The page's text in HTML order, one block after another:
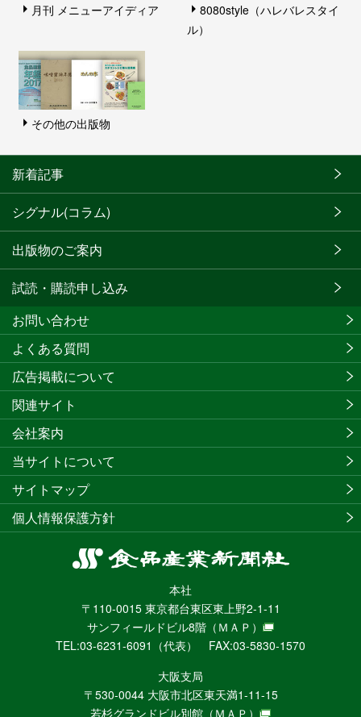
月刊 メニューアイディア
8080style（ハレバレスタイ
ル）
その他の出版物
新着記事
シグナル(コラム)
出版物のご案内
試読・購読申し込み
食
産
業
新
聞
社
ニ
ュ
本社
〒110-0015 東京都台東区東上野2-1-11
サンフィールドビル8階 （ＭＡＰ）
TEL:03-6231-6091（代表） FAX:03-5830-1570
大阪支局
〒530-0044 大阪市北区東天満1-11-15
若杉グランドビル別館 （ＭＡＰ）
お問い合わせ
よくある質問
広告掲載について
関連サイト
会社案内
当サイトについて
サイトマップ
個人情報保護方針